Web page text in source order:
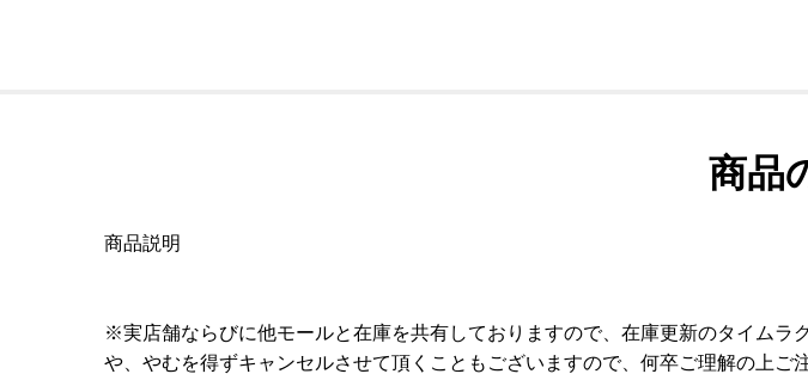
商品
商品説明
※実店舗ならびに他モールと在庫を共有しておりますので、在庫更新のタイム
や、やむを得ずキャンセルさせて頂くこともございますので、何卒ご理解の上ご